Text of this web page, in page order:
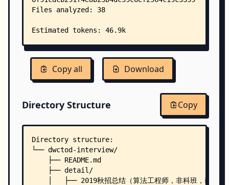
Copy all Download
Directory Structure Copy
Directory structure:
└── dwctod-interview/
    ├── README.md
    ├── detail/
│   ├── 2019秋招总结（算法工程师，非科班，已拿